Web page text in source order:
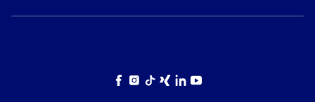
Facebook
Instagram
TikTokXingLinkedIn
YouTube